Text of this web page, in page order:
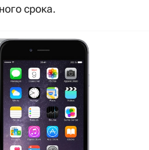
срока.